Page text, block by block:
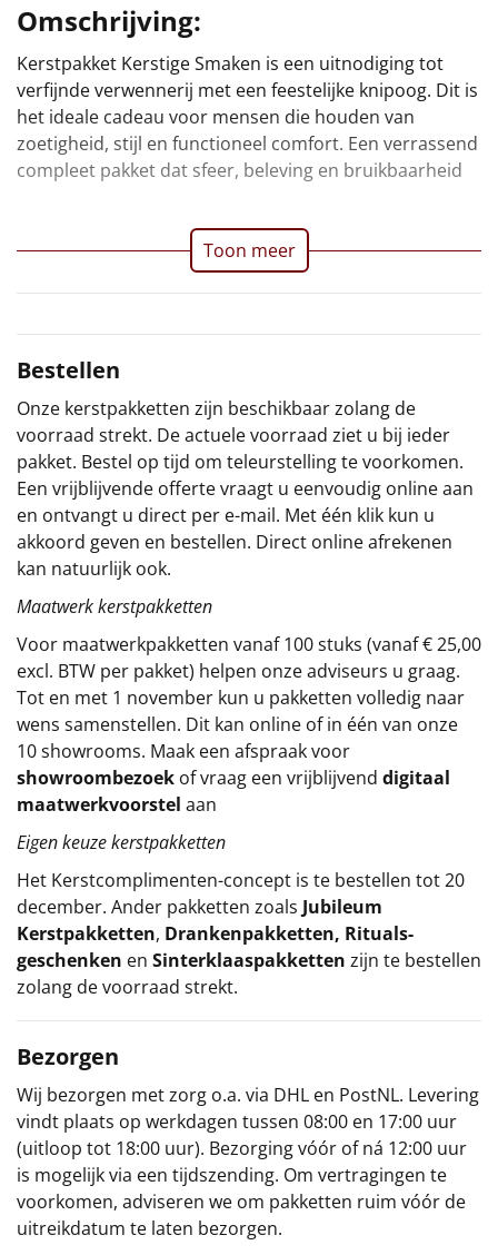
Alle artikelen
Overige
Ideeën
Personeel
Sinterklaaspakketten
Kerstgeschenken 2026
Relatiegeschenken
Cadeaubon
Per stuk
Alle overige
Omschrijving:
Kerstpakket Kerstige Smaken is een uitnodiging tot
verfijnde verwennerij met een feestelijke knipoog. Dit is
het ideale cadeau voor mensen die houden van
zoetigheid, stijl en functioneel comfort. Een verrassend
compleet pakket dat sfeer, beleving en bruikbaarheid
samenbrengt in een perfect gebalanceerde
Toon meer
Bestellen
Onze kerstpakketten zijn beschikbaar zolang de
voorraad strekt. De actuele voorraad ziet u bij ieder
pakket. Bestel op tijd om teleurstelling te voorkomen.
Een vrijblijvende offerte vraagt u eenvoudig online aan
en ontvangt u direct per e-mail. Met één klik kun u
akkoord geven en bestellen. Direct online afrekenen
kan natuurlijk ook.
Maatwerk kerstpakketten
Voor maatwerkpakketten vanaf 100 stuks (vanaf € 25,00
excl. BTW per pakket) helpen onze adviseurs u graag.
Tot en met 1 november kun u pakketten volledig naar
wens samenstellen. Dit kan online of in één van onze
10 showrooms. Maak een afspraak voor
showroombezoek of vraag een vrijblijvend digitaal
maatwerkvoorstel aan
Eigen keuze kerstpakketten
Het Kerstcomplimenten-concept is te bestellen tot 20
december. Ander pakketten zoals Jubileum
Kerstpakketten, Drankenpakketten, Rituals-
geschenken en Sinterklaaspakketten zijn te bestellen
zolang de voorraad strekt.
Bezorgen
Wij bezorgen met zorg o.a. via DHL en PostNL. Levering
vindt plaats op werkdagen tussen 08:00 en 17:00 uur
(uitloop tot 18:00 uur). Bezorging vóór of ná 12:00 uur
is mogelijk via een tijdszending. Om vertragingen te
voorkomen, adviseren we om pakketten ruim vóór de
uitreikdatum te laten bezorgen.